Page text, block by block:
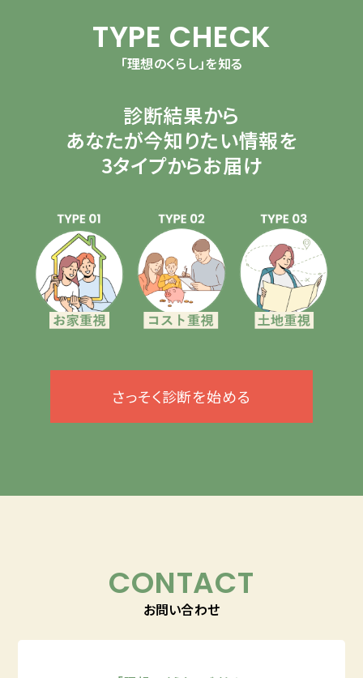
TYPE CHECK
「理想のくらし」を知る
診断結果から
あなたが今知りたい情報を
3タイプからお届け
さっそく診断を始める
CONTACT
お問い合わせ